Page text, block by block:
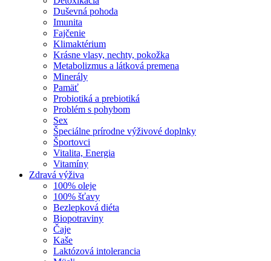
Duševná pohoda
Imunita
Fajčenie
Klimaktérium
Krásne vlasy, nechty, pokožka
Metabolizmus a látková premena
Minerály
Pamäť
Probiotiká a prebiotiká
Problém s pohybom
Sex
Špeciálne prírodne výživové doplnky
Športovci
Vitalita, Energia
Vitamíny
Zdravá výživa
100% oleje
100% šťavy
Bezlepková diéta
Biopotraviny
Čaje
Kaše
Laktózová intolerancia